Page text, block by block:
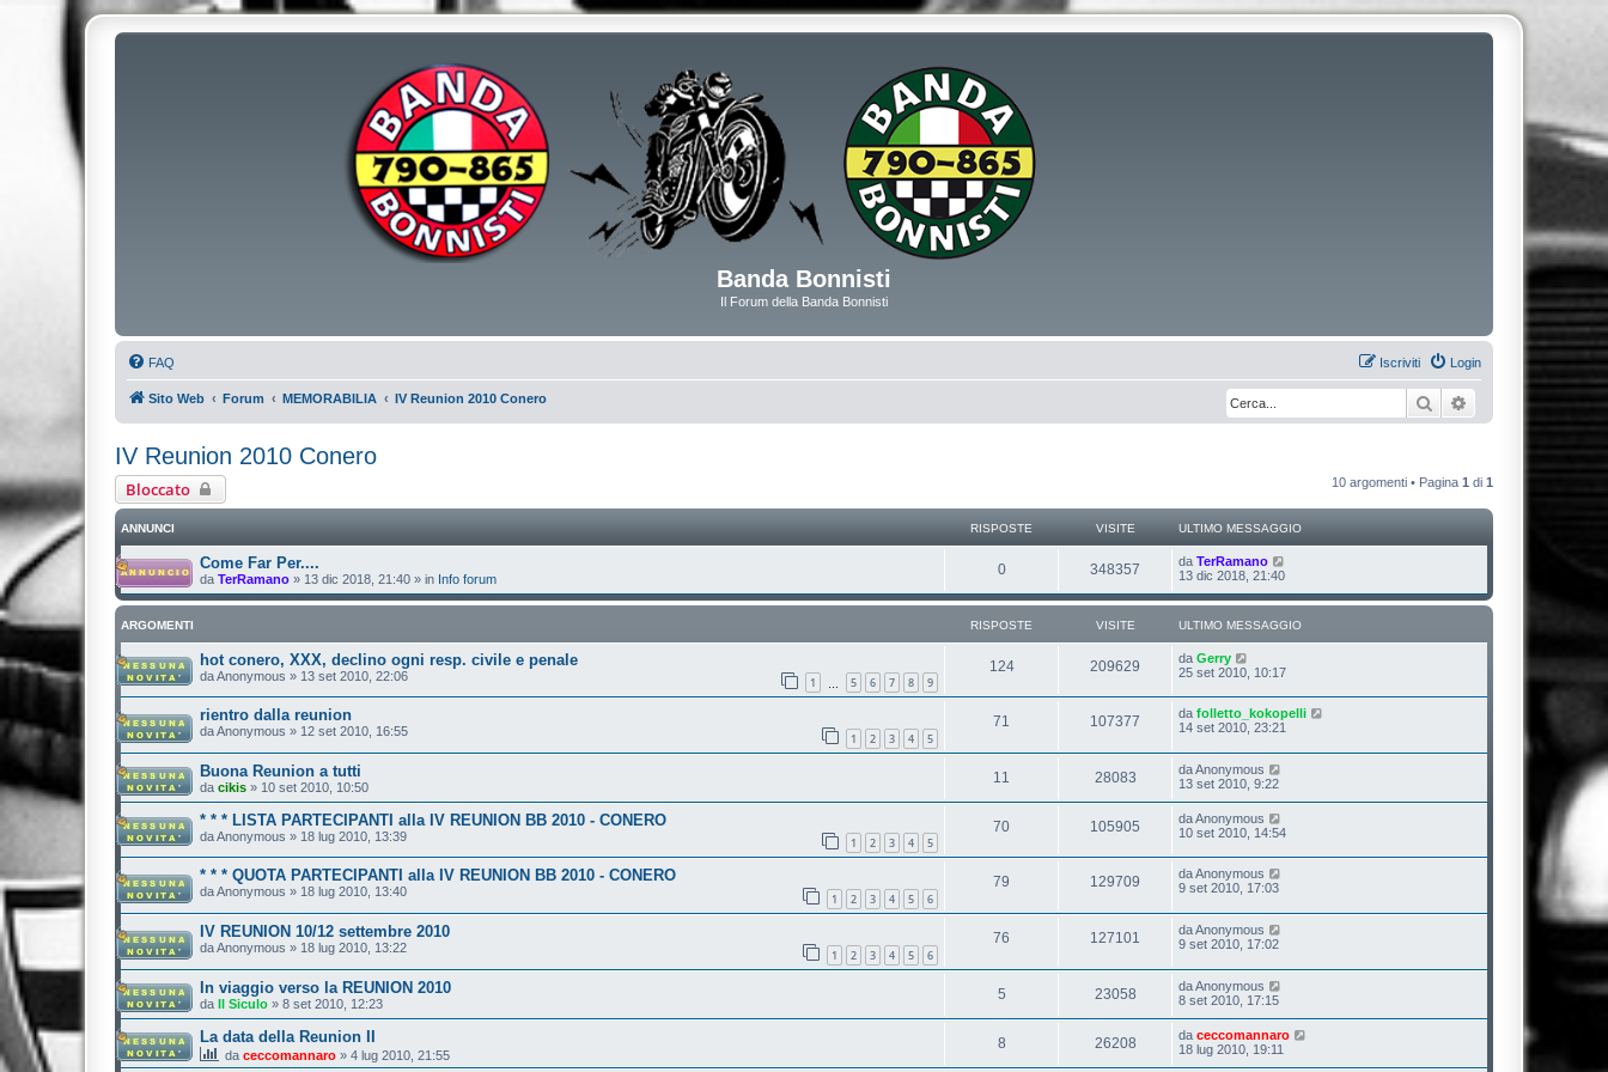
Banda Bonnisti
Il Forum della Banda Bonnisti
FAQ Login
Iscriviti
Sito Web Forum MEMORABILIA IV Reunion 2010 Conero Cerca Ricerca avanzata
IV Reunion 2010 Conero
Bloccato 10 argomenti • Pagina 1 di 1
ANNUNCI RISPOSTE VISITE ULTIMO MESSAGGIO
Come Far Per....
da TerRamano » 13 dic 2018, 21:40 » in Info forum
0 348357 da TerRamano
13 dic 2018, 21:40
ARGOMENTI RISPOSTE VISITE ULTIMO MESSAGGIO
hot conero, XXX, declino ogni resp. civile e penale
daAnonymous » 13 set 2010, 22:06 1 5 6 7 8 9
124 209629 da Gerry
25 set 2010, 10:17
rientro dalla reunion
daAnonymous » 12 set 2010, 16:55 1 2 3 4 5
71 107377 da folletto_kokopelli
14 set 2010, 23:21
Buona Reunion a tutti
da cikis » 10 set 2010, 10:50
11 28083 daAnonymous
13 set 2010, 9:22
* * * LISTA PARTECIPANTI alla IV REUNION BB 2010 - CONERO
daAnonymous » 18 lug 2010, 13:39 1 2 3 4 5
70 105905 daAnonymous
10 set 2010, 14:54
* * * QUOTA PARTECIPANTI alla IV REUNION BB 2010 - CONERO
daAnonymous » 18 lug 2010, 13:40 1 2 3 4 5 6
79 129709 daAnonymous
9 set 2010, 17:03
IV REUNION 10/12 settembre 2010
daAnonymous » 18 lug 2010, 13:22 1 2 3 4 5 6
76 127101 daAnonymous
9 set 2010, 17:02
In viaggio verso la REUNION 2010
da Il Siculo » 8 set 2010, 12:23
5 23058 daAnonymous
8 set 2010, 17:15
La data della Reunion II
da ceccomannaro » 4 lug 2010, 21:55
8 26208 da ceccomannaro
18 lug 2010, 19:11